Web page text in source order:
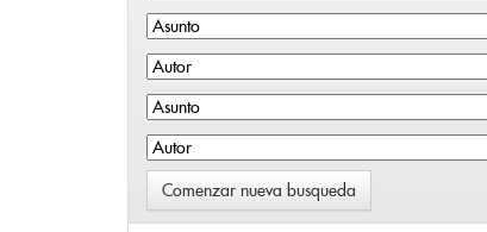
Comenzar nueva busqueda